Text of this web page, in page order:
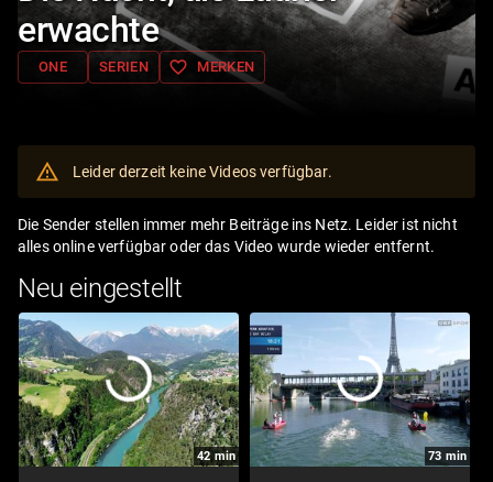
erwachte
ONE SERIEN favorite_border MERKEN
Leider derzeit keine Videos verfügbar.
Die Sender stellen immer mehr Beiträge ins Netz. Leider ist nicht
alles online verfügbar oder das Video wurde wieder entfernt.
Neu eingestellt
42min 73 min